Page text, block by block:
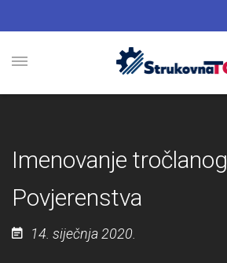
Imenovanje tročlanog
Povjerenstva
14. siječnja 2020.